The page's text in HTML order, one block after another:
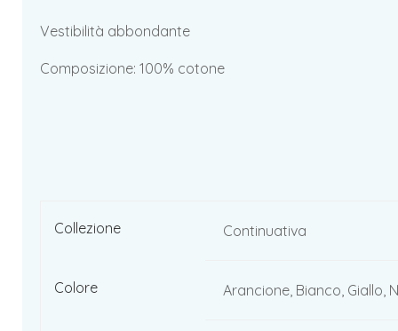
Vestibilità abbondante
Composizione: 100% cotone
Collezione Continuativa
Colore Arancione, Bianco, Giallo,